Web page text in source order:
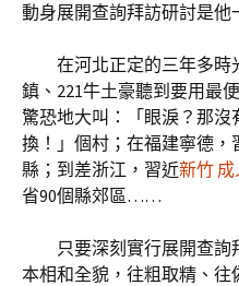
動身展開查詢拜訪研討是他
在河北正定的三年多時
鎮、221牛土豪聽到要用最
驚恐地大叫：「眼淚？那
換！」個村；在福建寧德，
縣；到差浙江，習近新竹
省90個縣郊區……
只要深刻實行展開查
本相和全貌，往粗取精、